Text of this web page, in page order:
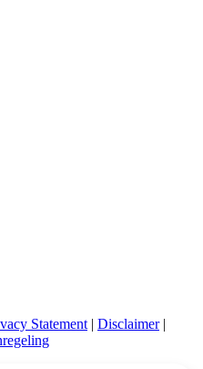
Statement | Disclaimer|